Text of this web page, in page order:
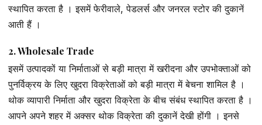
स्थापित करता है । इसमें फेरीवाले, पेडलर्स और जनरल स्टोर की दुकानें
आती हैं ।
2. Wholesale Trade
इसमें उत्पादकों या निर्माताओं से बड़ी मात्रा में खरीदना और उपभोक्ताओं को
पुनर्विक्रय के लिए खुदरा विक्रेताओं को बड़ी मात्रा में बेचना शामिल है ।
थोक व्यापारी निर्माता और खुदरा विक्रेता के बीच संबंध स्थापित करता है ।
आपने अपने शहर में अक्सर थोक विक्रेता की दुकानें देखी होंगी । इनसे